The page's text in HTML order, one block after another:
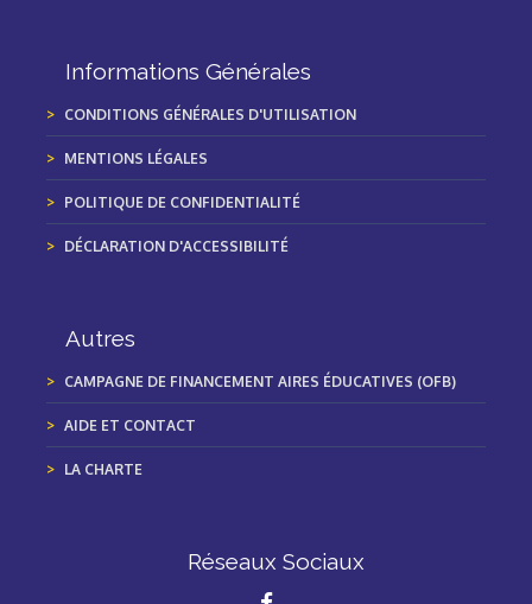
Informations Générales
CONDITIONS GÉNÉRALES D'UTILISATION
MENTIONS LÉGALES
POLITIQUE DE CONFIDENTIALITÉ
DÉCLARATION D'ACCESSIBILITÉ
Autres
CAMPAGNE DE FINANCEMENT AIRES ÉDUCATIVES (OFB)
AIDE ET CONTACT
LA CHARTE
Réseaux Sociaux